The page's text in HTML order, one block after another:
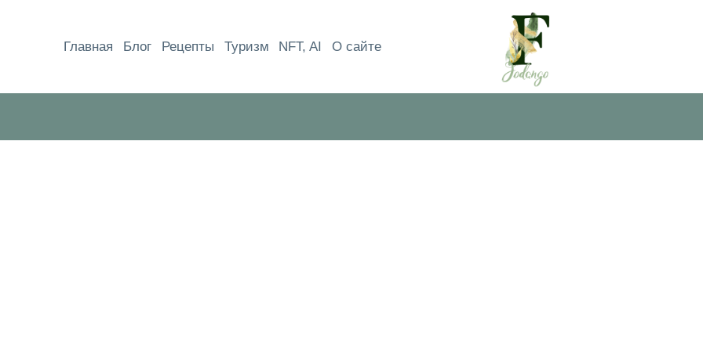
содержимомуГлавная Блог Рецепты Туризм NFT, AI О сайте